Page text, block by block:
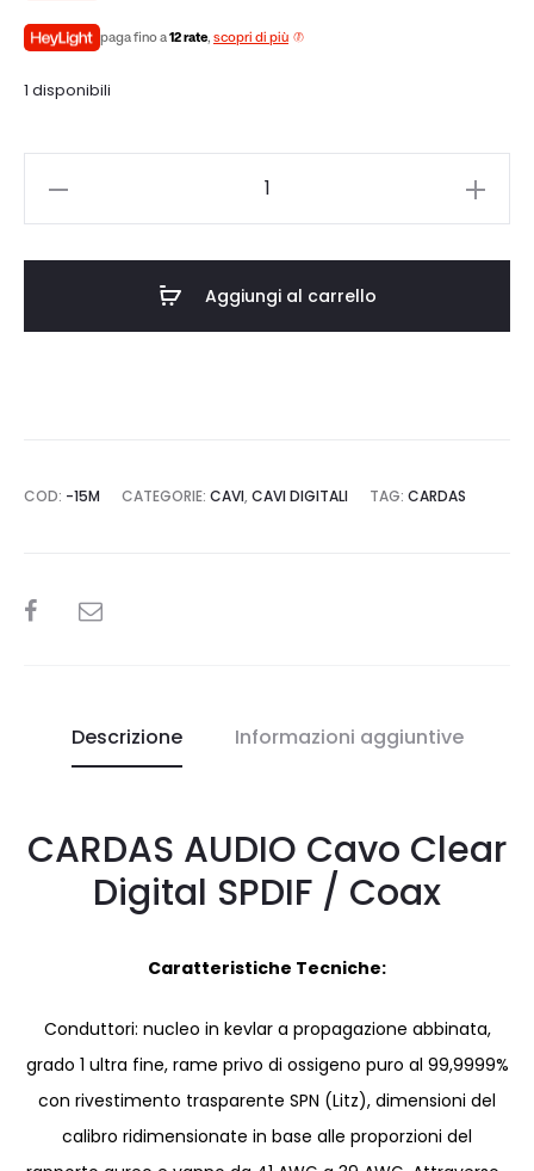
originale
€1.220,00.
€1.098,00.
paga fino a12 rate, scopri di più
1 disponibili
Aggiungi al carrello
COD: -15M CATEGORIE: CAVI, CAVI DIGITALI TAG: CARDAS
SHARE
Descrizione Informazioni aggiuntive
CARDAS AUDIO Cavo Clear
Digital SPDIF / Coax
Caratteristiche Tecniche:
Conduttori: nucleo in kevlar a propagazione abbinata,
grado 1 ultra fine, rame privo di ossigeno puro al 99,9999%
con rivestimento trasparente SPN (Litz), dimensioni del
calibro ridimensionate in base alle proporzioni del